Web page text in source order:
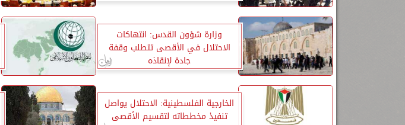
وزارة شؤون القدس: انتهاكات
الاحتلال في الأقصى تتطلب وقفة
جادة لإنقاذه
الخارجية الفلسطينية: الاحتلال يواصل
تنفيذ مخططاته لتقسيم الأقصى